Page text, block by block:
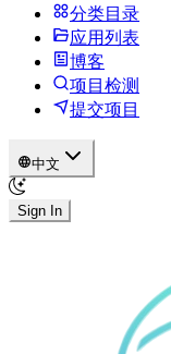
分类目录
应用列表
博客
项目检测
提交项目
中文
Sign In